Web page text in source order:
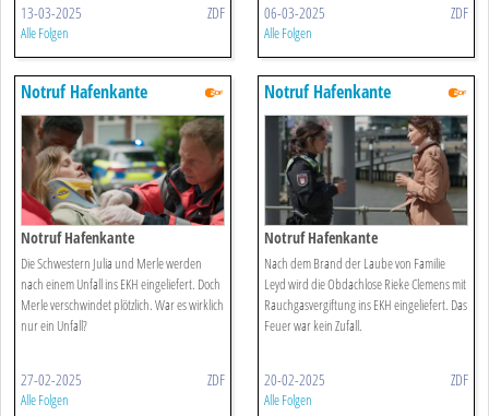
13-03-2025 ZDF
Alle Folgen
06-03-2025 ZDF
Alle Folgen
Notruf Hafenkante
Notruf Hafenkante
Die Schwestern Julia und Merle werden
nach einem Unfall ins EKH eingeliefert. Doch
Merle verschwindet plötzlich. War es wirklich
nur ein Unfall?
27-02-2025 ZDF
Alle Folgen
Notruf Hafenkante
Notruf Hafenkante
Nach dem Brand der Laube von Familie
Leyd wird die Obdachlose Rieke Clemens mit
Rauchgasvergiftung ins EKH eingeliefert. Das
Feuer war kein Zufall.
20-02-2025 ZDF
Alle Folgen